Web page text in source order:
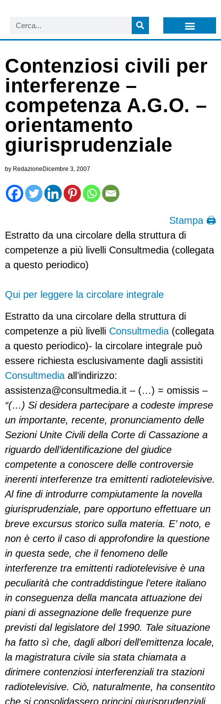
Contenziosi civili per
interferenze –
competenza A.G.O. –
orientamento
giurisprudenziale
by Redazione Dicembre 3, 2007
Stampa 🖨
Estratto da una circolare della struttura di
competenze a più livelli Consultmedia (collegata
a questo periodico)
Qui per leggere la circolare integrale
Estratto da una circolare della struttura di
competenze a più livelli Consultmedia (collegata
a questo periodico)- la circolare integrale può
essere richiesta esclusivamente dagli assistiti
Consultmedia all’indirizzo:
assistenza@consultmedia.it – (…) = omissis –
“(…) Si desidera partecipare a codeste imprese
un importante, recente, pronunciamento delle
Sezioni Unite Civili della Corte di Cassazione a
riguardo dell’identificazione del giudice
competente a conoscere delle controversie
inerenti interferenze tra emittenti radiotelevisive.
Al fine di introdurre compiutamente la novella
giurisprudenziale, pare opportuno effettuare un
breve excursus storico sulla materia. E’ noto, e
non è certo il caso di approfondire la questione
in questa sede, che il fenomeno delle
interferenze tra emittenti radiotelevisive è una
peculiarità che contraddistingue l’etere italiano
in conseguenza della mancata attuazione dei
piani di assegnazione delle frequenze pure
previsti dal legislatore del 1990. Tale situazione
ha fatto sì che, dagli albori dell’emittenza locale,
la magistratura civile sia stata chiamata a
dirimere contenziosi interferenziali tra stazioni
radiotelevisive. Ciò, naturalmente, ha consentito
che si consolidassero principi giurisprudenziali